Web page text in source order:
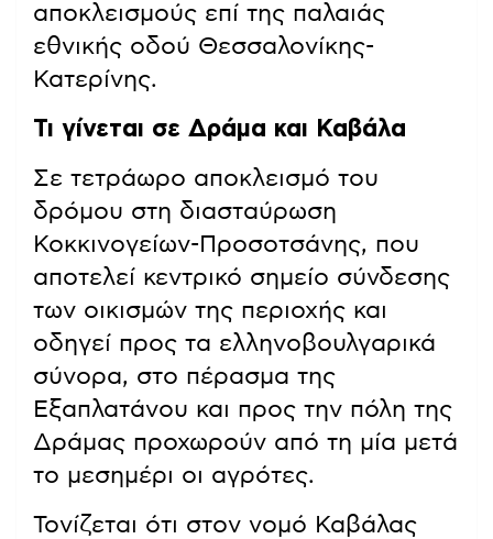
αποκλεισμούς επί της παλαιάς
εθνικής οδού Θεσσαλονίκης-
Κατερίνης.
Τι γίνεται σε Δράμα και Καβάλα
Σε τετράωρο αποκλεισμό του
δρόμου στη διασταύρωση
Κοκκινογείων-Προσοτσάνης, που
αποτελεί κεντρικό σημείο σύνδεσης
των οικισμών της περιοχής και
οδηγεί προς τα ελληνοβουλγαρικά
σύνορα, στο πέρασμα της
Εξαπλατάνου και προς την πόλη της
Δράμας προχωρούν από τη μία μετά
το μεσημέρι οι αγρότες.
Τονίζεται ότι στον νομό Καβάλας